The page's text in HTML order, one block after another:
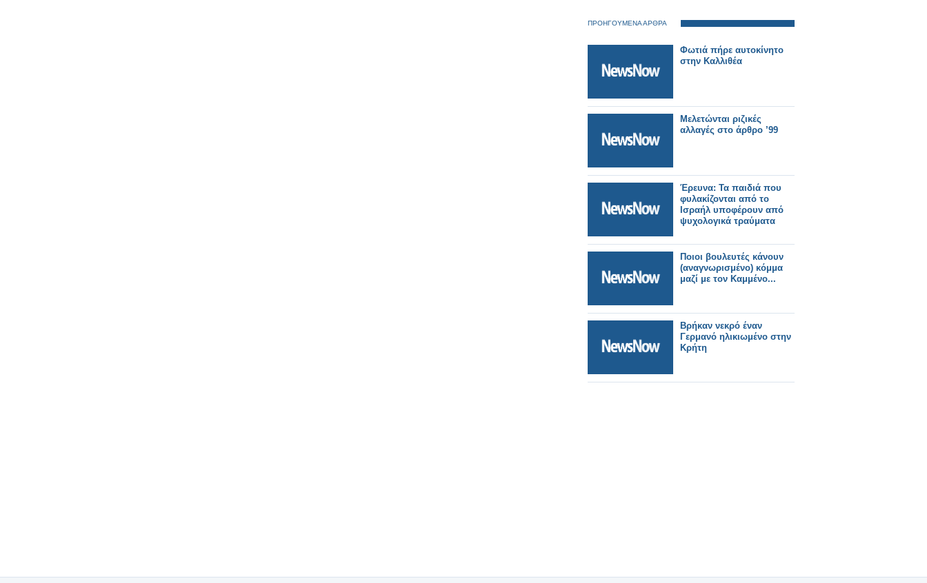
ΠΡΟΗΓΟΥΜΕΝΑ ΑΡΘΡΑ
Φωτιά πήρε αυτοκίνητο
στην Καλλιθέα
Μελετώνται ριζικές
αλλαγές στο άρθρο ’99
Έρευνα: Τα παιδιά που
φυλακίζονται από το
Ισραήλ υποφέρουν από
ψυχολογικά τραύματα
Ποιοι βουλευτές κάνουν
(αναγνωρισμένο) κόμμα
μαζί με τον Καμμένο...
Βρήκαν νεκρό έναν
Γερμανό ηλικιωμένο στην
Κρήτη